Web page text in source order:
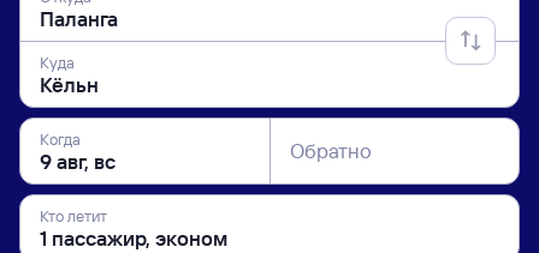
Куда
Когда Обратно
Кто летит